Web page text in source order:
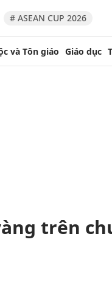
# ASEAN CUP 2026
và Tôn giáo Giáo dục
trên